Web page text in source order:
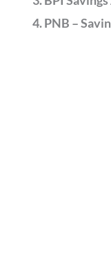
PNB –